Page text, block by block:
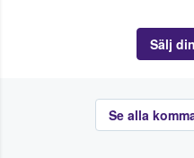
Sälj
Se alla